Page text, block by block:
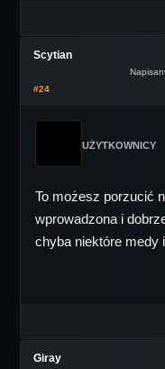
Scytian
#24
UŻYTKOWNICY
To możesz porzucić
wprowadzona i
chyba niektóre medy
Giray